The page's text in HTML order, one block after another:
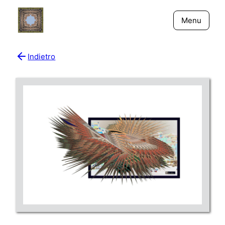
Menu
Fiume Niger
Indietro